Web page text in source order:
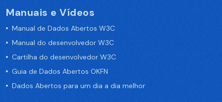
Manuais e Vídeos
Manual de Dados Abertos W3C
Manual do desenvolvedor W3C
Cartilha do desenvolvedor W3C
Guia de Dados Abertos OKFN
Dados Abertos para um dia a dia melhor